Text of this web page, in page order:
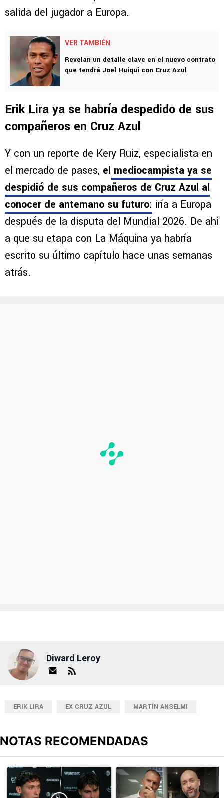
salida del jugador a Europa.
VER TAMBIÉN
Revelan un detalle clave en el nuevo contrato
que tendrá Joel Huiqui con Cruz Azul
Erik Lira ya se habría despedido de sus
compañeros en Cruz Azul
Y con un reporte de Kery Ruiz, especialista en
el mercado de pases, el mediocampista ya se
despidió de sus compañeros de Cruz Azul al
conocer de antemano su futuro: iría a Europa
después de la disputa del Mundial 2026. De ahí
a que su etapa con La Máquina ya habría
escrito su último capítulo hace unas semanas
atrás.
Diward Leroy
ERIK LIRA EX CRUZ AZUL MARTÍN ANSELMI
NOTAS RECOMENDADAS
Un artículo de tendencia con el título "La advertencia de Cruz
Un artículo de tendencia con el